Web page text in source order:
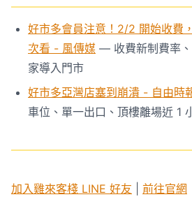
好市多會員注意！2/2 開始收費
次看 - 風傳媒 — 收費新制費率
家導入門市
好市多亞灣店塞到崩潰 - 自由時
車位、單一出口、頂樓離場近 1
加入雞來客棧 LINE 好友 前往官網